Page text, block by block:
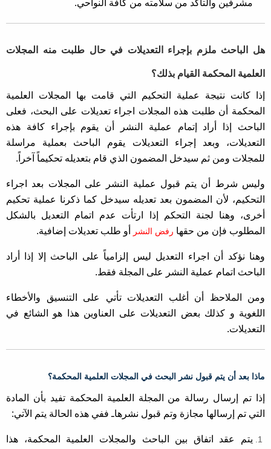
مشرفين والتأكد من سلامته من كافة النواحي.
هل الباحث ملزم بإجراء التعديلات في حال طلبت منه المجلات
العلمية المحكمة القيام بذلك؟
إذا كانت نتيجة عملية التحكيم التي قامت بها المجلات العلمية
المحكمة أن طلبت هذه المجلات اجراء تعديلات على البحث، فعلى
الباحث إذا أراد إتمام عملية النشر أن يقوم بإجراء كافة هذه
التعديلات، وبعد إجراء التعديلات يقوم الباحث بعملية مراسلة
للمجلات ومن ثم سيدخل المضمون الذي قام بتعديله تحكيماً آخراً.
وليس شرط أن يتم قبول عملية النشر على المجلات بعد اجراء
التحكيم، لأن المضمون بعد تعديله سيدخل كما ذكرنا عملية تحكيم
أخرى، وهنا لجنة التحكم إذا ارتأت عدم اتمام التعديل بالشكل
المطلوب فإن من حقها رفض النشر أو طلب تعديلات إضافية.
وهنا نؤكد أن اجراء التعديل ليس إلزامياً على الباحث إلا إذا أراد
الباحث اتمام عملية النشر على المجلة فقط.
ومن الملاحظ أن أغلب التعديلات تأتي على التنسيق والأخطاء
اللغوية و كذلك بعض التعديلات على العناوين هذا هو الشائع في
التعديلات.
ماذا بعد أن يتم قبول نشر البحث في المجلات العلمية المحكمة؟
إذا تم إرسال رسالة من المجلة العلمية المحكمة تفيد بأن المادة
التي تم إرسالها مجازة وتم قبول نشرهاـ ففي هذه الحالة يتم الآتي:
يتم عقد اتفاق بين الباحث والمجلات العلمية المحكمة، هذا